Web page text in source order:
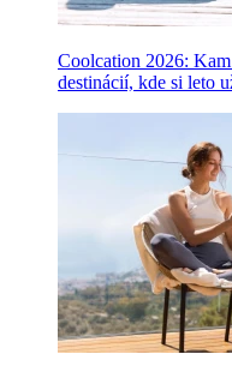
Coolcation 2026:
destinácií, kde si leto